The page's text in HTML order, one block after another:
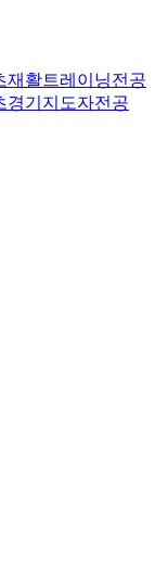
재활트레이닝전공
경기지도자전공